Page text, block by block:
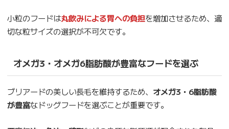
小粒のフードは丸飲みによる胃への負担を増加させるため、適
切な粒サイズの選択が不可欠です。
オメガ3・オメガ6脂肪酸が豊富なフードを選ぶ
ブリアードの美しい長毛を維持するため、 オメガ3・6脂肪酸
が豊富なドッグフードを選ぶことが重要です。